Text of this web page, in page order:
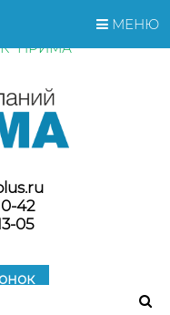
МЕНЮ
И СРОКИ
У МЕНЕДЖЕРОВ
"ПРИМА"
42
05